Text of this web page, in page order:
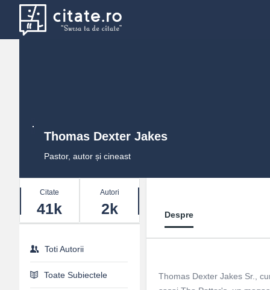
Thomas Dexter Jakes
Pastor, autor și cineast
Despre
Thomas Dexter Jakes Sr.,
Stats
Citate
41k
Autori
2k
Toti Autorii
Toate Subiectele